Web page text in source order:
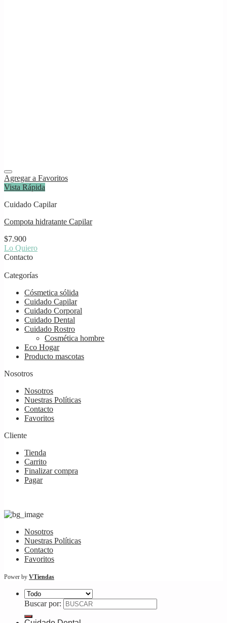
Agregar a Favoritos
Vista Rápida
Cuidado Capilar
Compota hidratante Capilar
$7.900
Lo Quiero
Contacto
Categorías
Cósmetica sólida
Cuidado Capilar
Cuidado Corporal
Cuidado Dental
Cuidado Rostro
Cosmética hombre
Eco Hogar
Producto mascotas
Nosotros
Nosotros
Nuestras Políticas
Contacto
Favoritos
Cliente
Tienda
Carrito
Finalizar compra
Pagar
Nosotros
Nuestras Políticas
Contacto
Favoritos
Power by VTiendas
Buscar por: